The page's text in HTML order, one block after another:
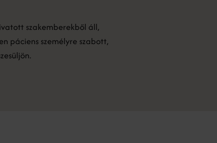
szakemberekből áll,
páciens személyre szabott,